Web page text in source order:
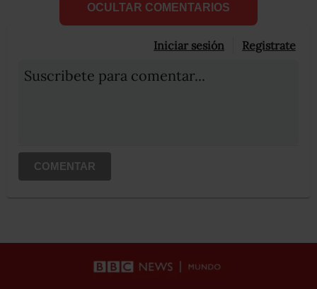
OCULTAR COMENTARIOS
Iniciar sesión Registrate
Suscribete para comentar...
COMENTAR